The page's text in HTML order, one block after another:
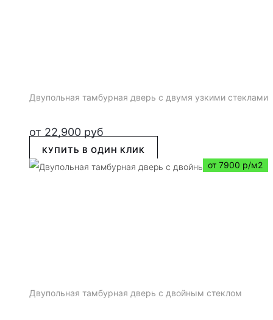
Двупольная тамбурная дверь с двумя узкими стеклами
от 22,900 руб
КУПИТЬ В ОДИН КЛИК
от 7900 р/м2
Двупольная тамбурная дверь с двойным стеклом